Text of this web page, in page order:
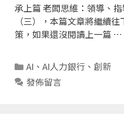
承上篇 老闆思維：領導、
（三），本篇文章將繼續
策，如果還沒閱讀上一篇 …
分
類
AI 、 AI人力銀行、 創新
發佈留言